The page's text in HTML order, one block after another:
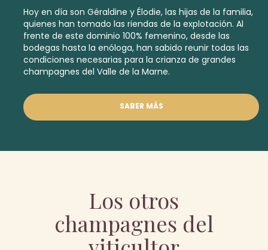
Hoy en día son Géraldine y Élodie, las hijas de la familia,
quienes han tomado las riendas de la explotación. Al
frente de este dominio 100% femenino, desde las
bodegas hasta la enóloga, han sabido reunir todas las
condiciones necesarias para la crianza de grandes
champagnes del Valle de la Marne.
SABER MÁS
Los otros
champagnes del